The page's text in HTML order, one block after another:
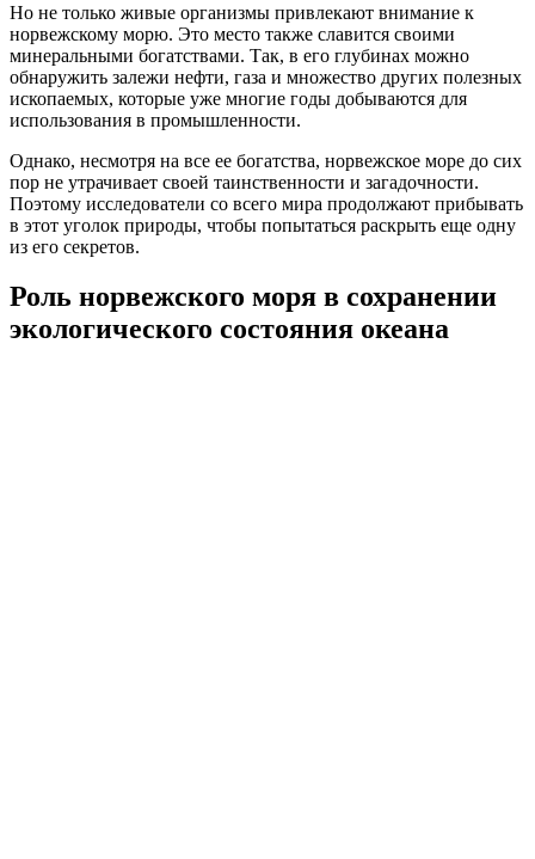
Но не только живые организмы привлекают внимание к
норвежскому морю. Это место также славится своими
минеральными богатствами. Так, в его глубинах можно
обнаружить залежи нефти, газа и множество других полезных
ископаемых, которые уже многие годы добываются для
использования в промышленности.
Однако, несмотря на все ее богатства, норвежское море до сих
пор не утрачивает своей таинственности и загадочности.
Поэтому исследователи со всего мира продолжают прибывать
в этот уголок природы, чтобы попытаться раскрыть еще одну
из его секретов.
Роль норвежского моря в сохранении
экологического состояния океана